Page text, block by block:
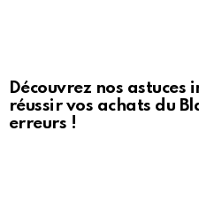
Découvrez nos
réussir vos achats du
erreurs !